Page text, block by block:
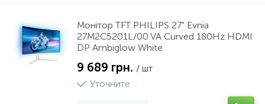
Монiтор TFT PHILIPS 27" Evnia
27M2C5201L/00 VA Curved 180Hz HDMI
DP Ambiglow White
9 689 грн. / шт
Уточните